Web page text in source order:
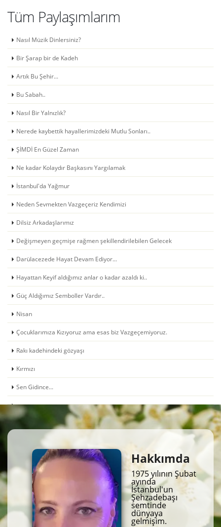
Tüm Paylaşımlarım
Nasıl Müzik Dinlersiniz?
Bir Şarap bir de Kadeh
Artık Bu Şehir...
Bu Sabah..
Nasıl Bir Yalnızlık?
Nerede kaybettik hayallerimizdeki Mutlu Sonları..
ŞİMDİ En Güzel Zaman
Ne kadar Kolaydır Başkasını Yargılamak
İstanbul'da Yağmur
Neden Sevmekten Vazgeçeriz Kendimizi
Dilsiz Arkadaşlarımız
Değişmeyen geçmişe rağmen şekillendirilebilen Gelecek
Darülacezede Hayat Devam Ediyor...
Hayattan Keyif aldığımız anlar o kadar azaldı ki..
Güç Aldığımız Semboller Vardır..
Nisan
Çocuklarımıza Kızıyoruz ama esas biz Vazgeçemiyoruz.
Rakı kadehindeki gözyaşı
Kırmızı
Sen Gidince...
Hakkımda
1975 yılının Şubat
ayında
İstanbul'un
Şehzadebaşı
semtinde
dünyaya
gelmişim.